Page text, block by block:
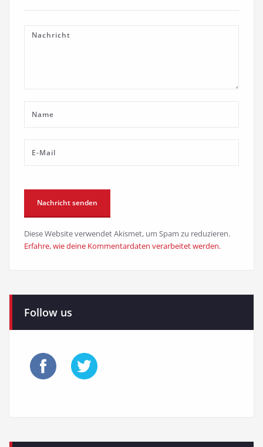
Diese Website verwendet Akismet, um Spam zu reduzieren.
Erfahre, wie deine Kommentardaten verarbeitet werden.
Follow us